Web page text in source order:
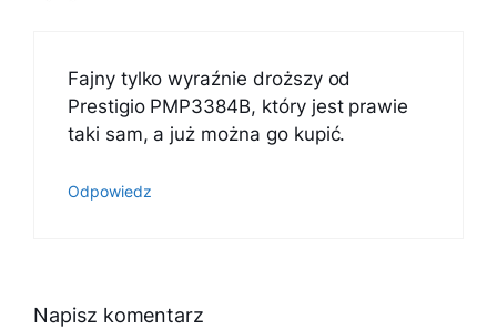
Fajny tylko wyraźnie droższy od
Prestigio PMP3384B, który jest prawie
taki sam, a już można go kupić.
Odpowiedz
Napisz komentarz